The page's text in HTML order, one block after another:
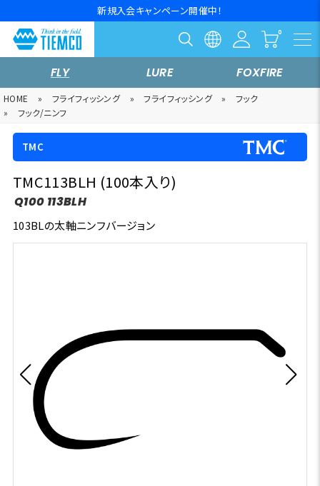
新規入会キャンペーン開催中！
FLY LURE FOXFIRE
HOME » フライフィッシング » フライフィッシング »
フック
»
フック/ニンフ
TMC
TMC113BLH (100本入り)
Q100 113BLH
103BLの太軸ニンフバージョン